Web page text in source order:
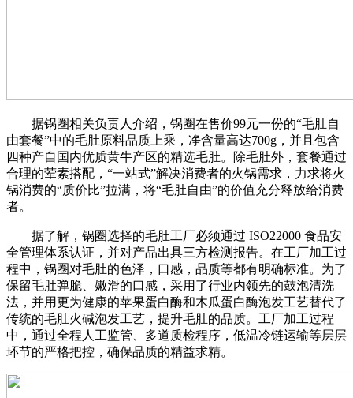
据锅圈相关负责人介绍，锅圈在售价99元一份的“毛肚自
由套餐”中的毛肚原料品质上乘，净含量高达700g，并且包含
四种产自国内优质黄牛产区的精选毛肚。除毛肚外，套餐通过
合理的荤素搭配，“一站式”解决消费者的火锅需求，力求将火
锅消费的“质价比”拉满，将“毛肚自由”的价值充分释放给消费
者。
据了解，锅圈选择的毛肚工厂必须通过 ISO22000 食品安
全管理体系认证，并对产品出具三方检测报告。在工厂加工过
程中，锅圈对毛肚的色泽，口感，品质等都有明确标准。为了
保留毛肚弹脆、嫩滑的口感，采用了行业内领先的鼓泡清洗
法，并用更为健康的苹果蛋白酶和木瓜蛋白酶泡发工艺替代了
传统的毛肚火碱泡发工艺，提升毛肚的品质。工厂加工过程
中，通过全程人工监管、多道质检程序，低温冷链运输等层层
环节的严格把控，确保品质的精益求精。